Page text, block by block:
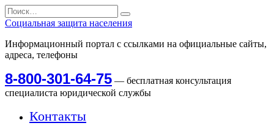
Перейти
к
содержанию
Search
for:
Социальная защита населения
Информационный портал с ссылками на официальные сайты,
адреса, телефоны
8-800-301-64-75 — бесплатная консультация
специалиста юридической службы
Контакты